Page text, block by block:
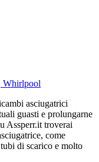
Whirlpool
asciugatrici
guasti e prolungarne
Assperr.it troverai
come
di scarico e molto